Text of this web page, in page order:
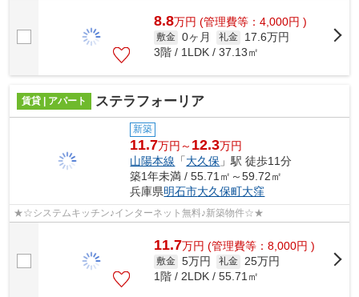
8.8万円 (管理費等：4,000円 )
敷金 0ヶ月 礼金
17.6万円
3階 / 1LDK / 37.13㎡
賃貸 | アパート ステラフォーリア
新築
11.7万円～ 12.3万円
山陽本線 「大久保 」駅 徒歩11分
築1年未満 / 55.71㎡～59.72㎡
兵庫県明石市大久保町大窪
★☆システムキッチン♪インターネット無料♪新築物件☆★
11.7万円 (管理費等：8,000円 )
敷金 5万円 礼金 25万円
1階 / 2LDK / 55.71㎡